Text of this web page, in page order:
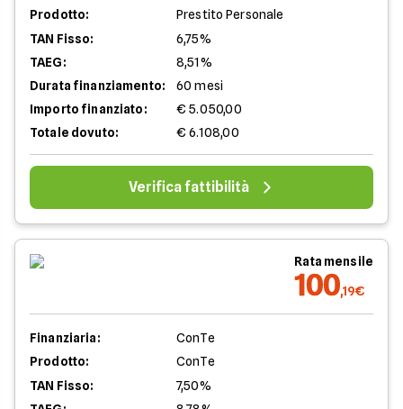
Prodotto:
Prestito Personale
TAN Fisso:
6,75%
TAEG:
8,51%
Durata finanziamento:
60 mesi
Importo finanziato:
€ 5.050,00
Totale dovuto:
€ 6.108,00
Verifica fattibilità
Rata mensile
100,19€
Finanziaria:
ConTe
Prodotto:
ConTe
TAN Fisso:
7,50%